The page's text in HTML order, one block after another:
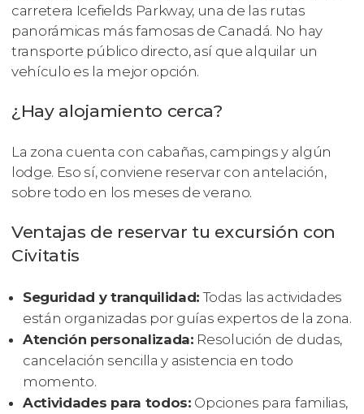
carretera Icefields Parkway, una de las rutas
panorámicas más famosas de Canadá. No hay
transporte público directo, así que alquilar un
vehículo es la mejor opción.
¿Hay alojamiento cerca?
La zona cuenta con cabañas, campings y algún
lodge. Eso sí, conviene reservar con antelación,
sobre todo en los meses de verano.
Ventajas de reservar tu excursión con
Civitatis
Seguridad y tranquilidad: Todas las actividades
están organizadas por guías expertos de la zona.
Atención personalizada: Resolución de dudas,
cancelación sencilla y asistencia en todo
momento.
Actividades para todos: Opciones para familias,